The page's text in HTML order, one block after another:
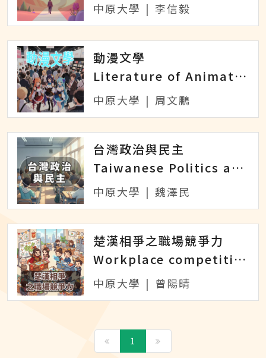
中原大學 | 李信毅
動漫文學
Literature of Animation and Comics
中原大學 | 周文鵬
台灣政治與民主
Taiwanese Politics and Democracy
中原大學 | 魏澤民
楚漢相爭之職場競爭力
Workplace competitiveness in the Chu-Han Contention
中原大學 | 曾陽晴
1